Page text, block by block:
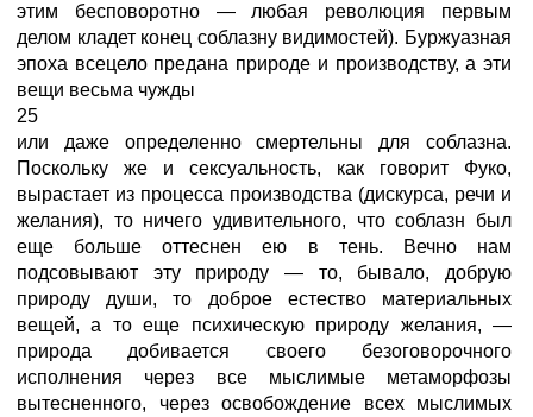
этим бесповоротно — любая революция первым
делом кладет конец соблазну видимостей). Буржуазная
эпоха всецело предана природе и производству, а эти
вещи весьма чужды
25
или даже определенно смертельны для соблазна.
Поскольку же и сексуальность, как говорит Фуко,
вырастает из процесса производства (дискурса, речи и
желания), то ничего удивительного, что соблазн был
еще больше оттеснен ею в тень. Вечно нам
подсовывают эту природу — то, бывало, добрую
природу души, то доброе естество материальных
вещей, а то еще психическую природу желания, —
природа добивается своего безоговорочного
исполнения через все мыслимые метаморфозы
вытесненного, через освобождение всех мыслимых